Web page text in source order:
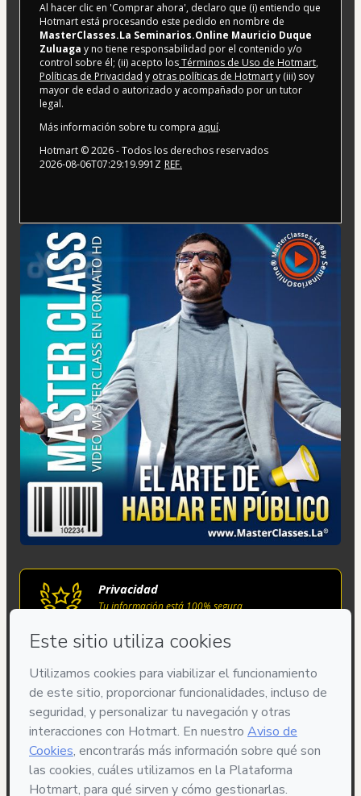
Al hacer clic en 'Comprar ahora', declaro que (i) entiendo que
Hotmart está procesando este pedido en nombre de
MasterClasses.La Seminarios.Online Mauricio Duque
Zuluaga y no tiene responsabilidad por el contenido y/o
control sobre él; (ii) acepto losTérminos de Uso de Hotmart,
Políticas de Privacidad y otras políticas de Hotmarty (iii) soy
mayor de edad o autorizado y acompañado por un tutor
legal.
Más información sobre tu compra aquí.
Hotmart ©2026- Todos los derechos reservados
2026-08-06T07:29:19.991Z REF.
Privacidad
Tu información está 100% segura
Ambiente seguro y autenticado
Entrega por email
Acceso al producto entregado por email